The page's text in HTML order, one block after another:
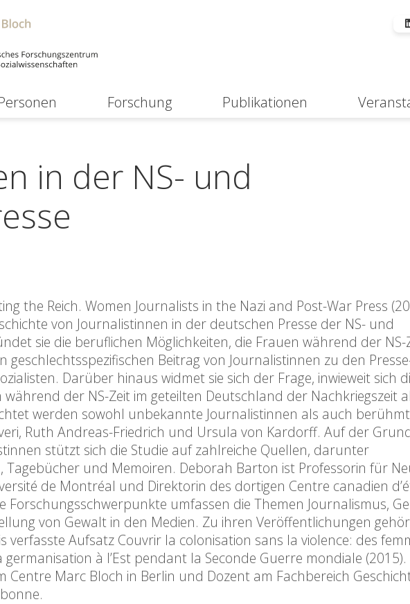
Forschung Publikationen
in der NS- und
the Reich. Women Journalists in the Nazi and Post-War Press
von Journalistinnen in der deutschen Presse der NS- und
sie die beruflichen Möglichkeiten, die Frauen während der NS-
Beitrag von Journalistinnen zu den
Darüber hinaus widmet sie sich der Frage, inwieweit sich
der NS-Zeit im geteilten Deutschland der Nachkriegszeit
werden sowohl unbekannte Journalistinnen als auch
Ruth Andreas-Friedrich und Ursula von Kardorff. Auf der
stützt sich die Studie auf zahlreiche Quellen, darunter
Tagebücher und Memoiren. Deborah Barton ist Professorin für
de Montréal und Direktorin des dortigen Centre canadien
umfassen die Themen Journalismus,
von Gewalt in den Medien. Zu ihren Veröffentlichungen
verfasste Aufsatz Couvrir la colonisation sans la violence: des
à l’Est pendant la Seconde Guerre mondiale (2015).
Centre Marc Bloch in Berlin und Dozent am Fachbereich